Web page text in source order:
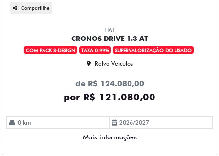
Compartilhe
FIAT
CRONOS DRIVE 1.3 AT
COM PACK S-DESIGN TAXA 0.99% SUPERVALORIZAÇÃO DO USADO
Relva Veículos
de R$ 124.080,00
por R$ 121.080,00
0 km 2026/2027
Mais informações